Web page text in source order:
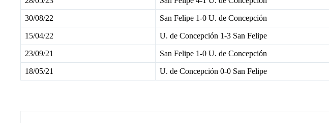
30/08/22 San Felipe 1-0 U. de Concepción
15/04/22 U. de Concepción 1-3 San Felipe
23/09/21 San Felipe 1-0 U. de Concepción
18/05/21 U. de Concepción 0-0 San Felipe